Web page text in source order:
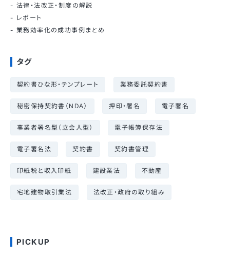
法律・法改正・制度の解説
レポート
業務効率化の成功事例まとめ
タグ
契約書ひな形・テンプレート 業務委託契約書
秘密保持契約書（NDA） 押印・署名 電子署名
事業者署名型（立会人型） 電子帳簿保存法
電子署名法 契約書 契約書管理
印紙税と収入印紙 建設業法 不動産
宅地建物取引業法 法改正・政府の取り組み
PICKUP